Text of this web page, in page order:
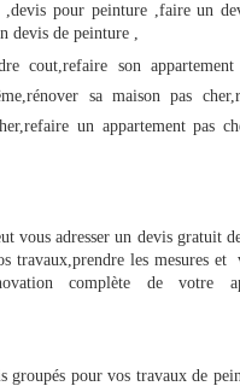
pour peinture ,faire un
devis de peinture ,
cout,refaire son
sa maison pas
un appartement pas
vous adresser un devis gratuit
les mesures et
complète de votre
groupés pour vos travaux de